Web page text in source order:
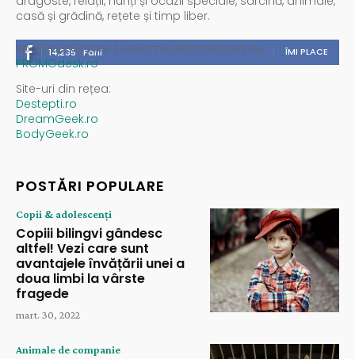
casă și grădină, rețete și timp liber.
14,235 Fani ÎMI PLACE
Spații publicitare / reclamă administrată de
PROMOdesk.ro
Site-uri din rețea:
Destepti.ro
DreamGeek.ro
BodyGeek.ro
POSTĂRI POPULARE
Copii & adolescenți
Copiii bilingvi gândesc
altfel! Vezi care sunt
avantajele învățării unei a
doua limbi la vârste
fragede
mart. 30, 2022
Animale de companie